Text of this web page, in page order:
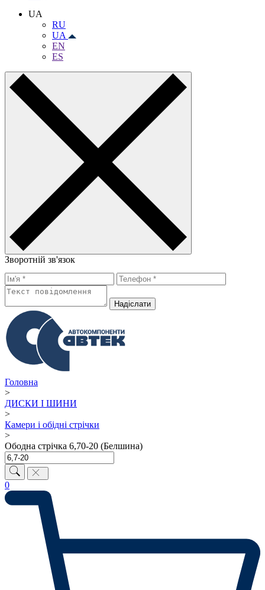
UA
RU
UA
EN
ES
Зворотній зв'язок
Надiслати
Головна
>
ДИСКИ І ШИНИ
>
Камери і обідні стрічки
>
Ободна стрічка 6,70-20 (Белшина)
0